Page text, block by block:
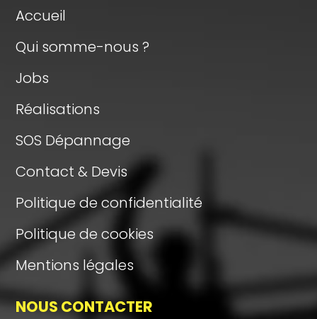
Accueil
Qui somme-nous ?
Jobs
Réalisations
SOS Dépannage
Contact & Devis
Politique de confidentialité
Politique de cookies
Mentions légales
NOUS CONTACTER